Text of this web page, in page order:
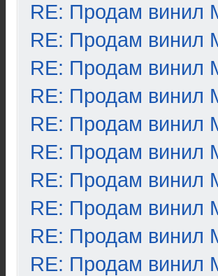
RE: Продам винил
RE: Продам винил
RE: Продам винил
RE: Продам винил
RE: Продам винил
RE: Продам винил
RE: Продам винил
RE: Продам винил
RE: Продам винил
RE: Продам винил